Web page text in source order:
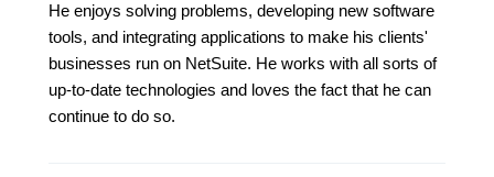
He enjoys solving problems, developing new software
tools, and integrating applications to make his clients'
businesses run on NetSuite. He works with all sorts of
up-to-date technologies and loves the fact that he can
continue to do so.